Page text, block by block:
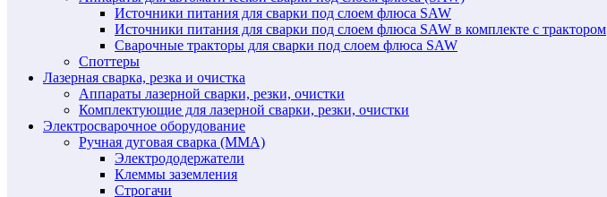
Источники питания для сварки под слоем флюса SAW
Источники питания для сварки под слоем флюса SAW в комплекте с трактором
Сварочные тракторы для сварки под слоем флюса SAW
Споттеры
Лазерная сварка, резка и очистка
Аппараты лазерной сварки, резки, очистки
Комплектующие для лазерной сварки, резки, очистки
Электросварочное оборудование
Ручная дуговая сварка (MMA)
Электрододержатели
Клеммы заземления
Строгачи